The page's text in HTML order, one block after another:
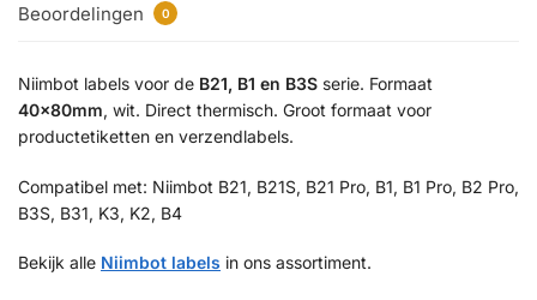
Beoordelingen 0
Niimbot labels voor de B21, B1 en B3S serie. Formaat
40×80mm, wit. Direct thermisch. Groot formaat voor
productetiketten en verzendlabels.
Compatibel met: Niimbot B21, B21S, B21 Pro, B1, B1 Pro, B2 Pro,
B3S, B31, K3, K2, B4
Bekijk alle Niimbot labels in ons assortiment.